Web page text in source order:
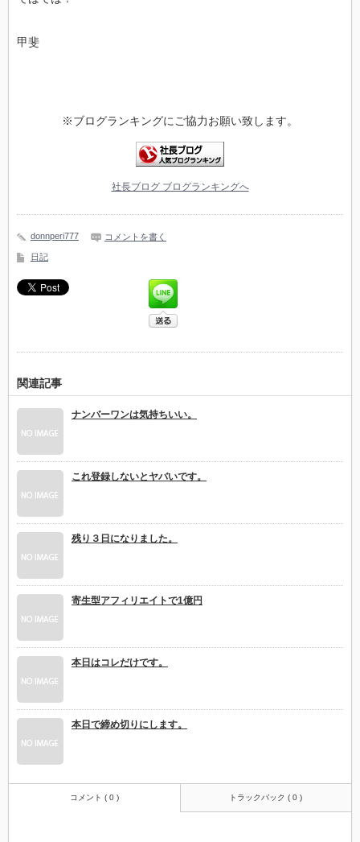
甲斐
※ブログランキングにご協力お願い致します。
社長ブログ ブログランキングへ
donnperi777 コメントを書く
日記
関連記事
ナンバーワンは気持ちいい。
これ登録しないとヤバいです。
残り３日になりました。
寄生型アフィリエイトで1億円
本日はコレだけです。
本日で締め切りにします。
コメント ( 0 ) トラックバック ( 0 )